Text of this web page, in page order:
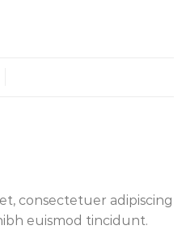
consectetuer adipiscing
euismod tincidunt.